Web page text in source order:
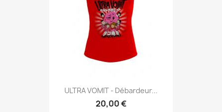
ULTRA VOMIT - Débardeur...
20,00 €